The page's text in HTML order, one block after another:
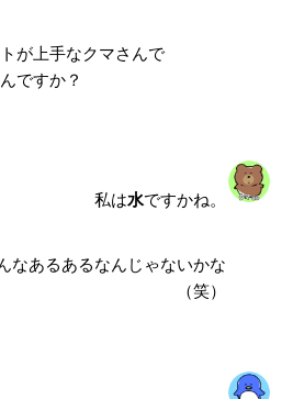
が上手なクマさんで
ですか？
私は水ですかね。
なあるあるなんじゃないかな
（笑）